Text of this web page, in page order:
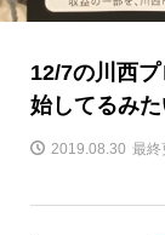
12/7の川西
始してるみ
2019.08.30 最終